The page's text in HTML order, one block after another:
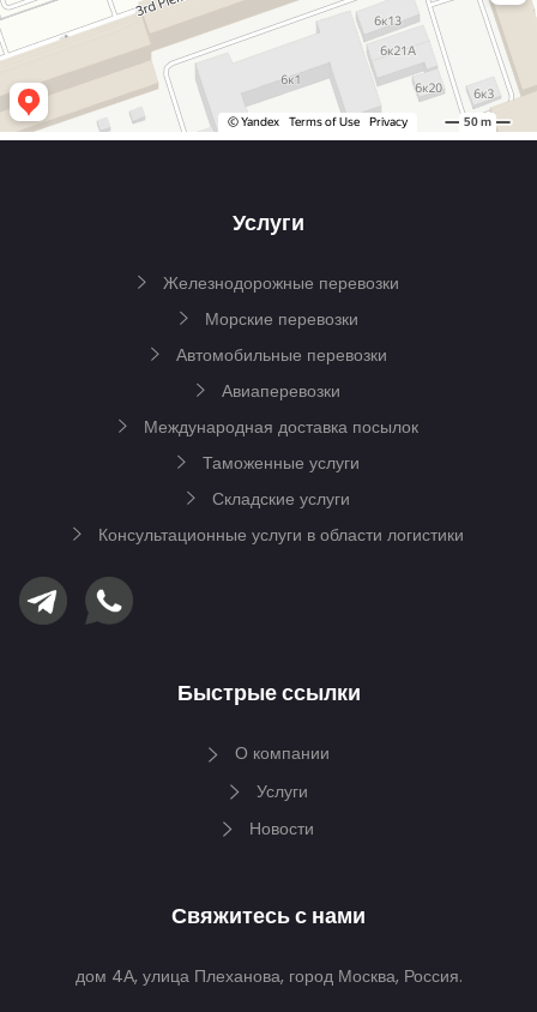
Услуги
Железнодорожные перевозки
Морские перевозки
Автомобильные перевозки
Авиаперевозки
Международная доставка посылок
Таможенные услуги
Складские услуги
Консультационные услуги в области логистики
Быстрые ссылки
О компании
Услуги
Новости
Свяжитесь с нами
дом 4А, улица Плеханова, город Москва, Россия.